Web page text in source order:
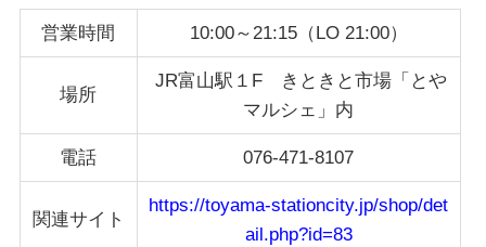
営業時間 10:00～21:15（LO 21:00）
場所
JR富山駅１F きときと市場「とや
マルシェ」内
電話 076-471-8107
関連サイト
https://toyama-stationcity.jp/shop/det
ail.php?id=83